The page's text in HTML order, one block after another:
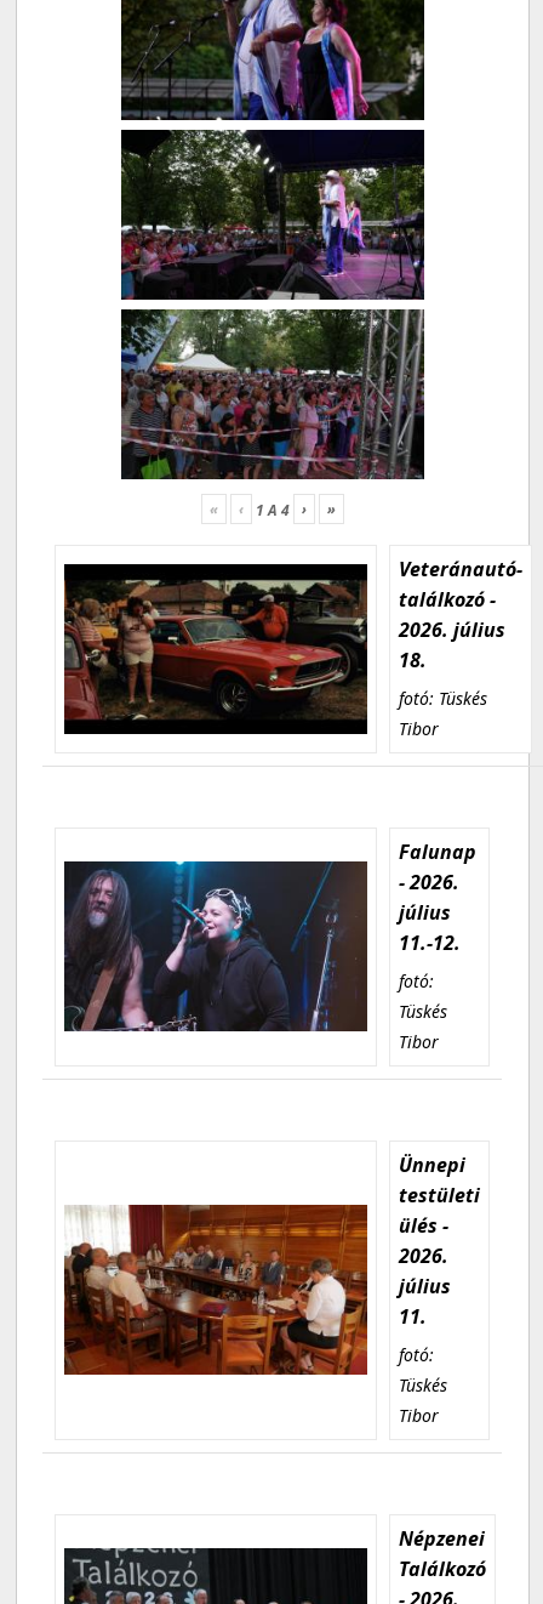
« ‹ 1A 4 › »
Veteránautó-
találkozó -
2026. július
18.
fotó: Tüskés
Tibor
Falunap
- 2026.
július
11.-12.
fotó:
Tüskés
Tibor
Ünnepi
testületi
ülés -
2026.
július
11.
fotó:
Tüskés
Tibor
Népzenei
Találkozó